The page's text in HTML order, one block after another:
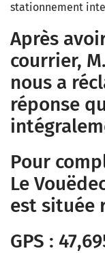
stationnement
Après
courrier,
nous a
réponse
Pour
Le
est située
GPS :